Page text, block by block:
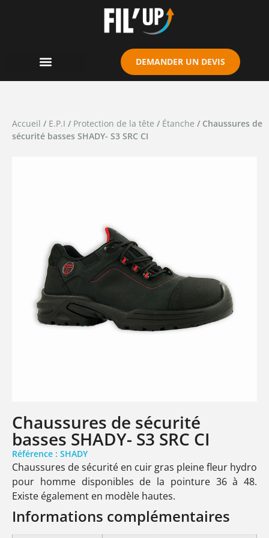
DEMANDER UN DEVIS
Accueil / E.P.I / Protection de la tête / Étanche / Chaussures de
sécurité basses SHADY- S3 SRC CI
Chaussures de sécurité
basses SHADY- S3 SRC CI
Référence : SHADY
Chaussures de sécurité en cuir gras pleine fleur hydro
pour homme disponibles de la pointure 36 à 48.
Existe également en modèle hautes.
Informations complémentaires
Cookies management panel